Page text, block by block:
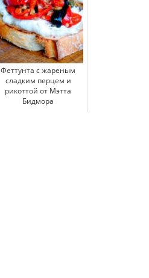
Феттунта с жареным
сладким перцем и
рикоттой от Мэтта
Бидмора